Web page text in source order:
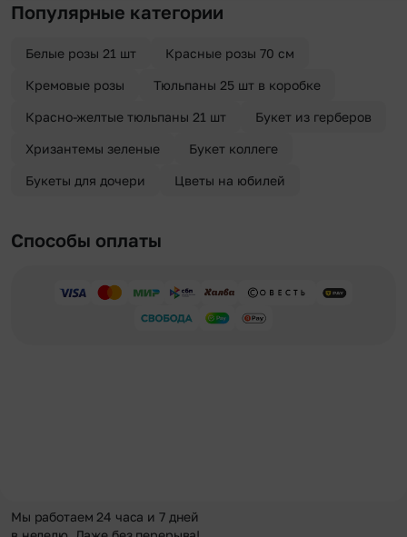
Популярные категории
Белые розы 21 шт Красные розы 70 см
Кремовые розы Тюльпаны 25 шт в коробке
Красно-желтые тюльпаны 21 шт Букет из герберов
Хризантемы зеленые Букет коллеге
Букеты для дочери Цветы на юбилей
Способы оплаты
Мы работаем 24 часа и 7 дней